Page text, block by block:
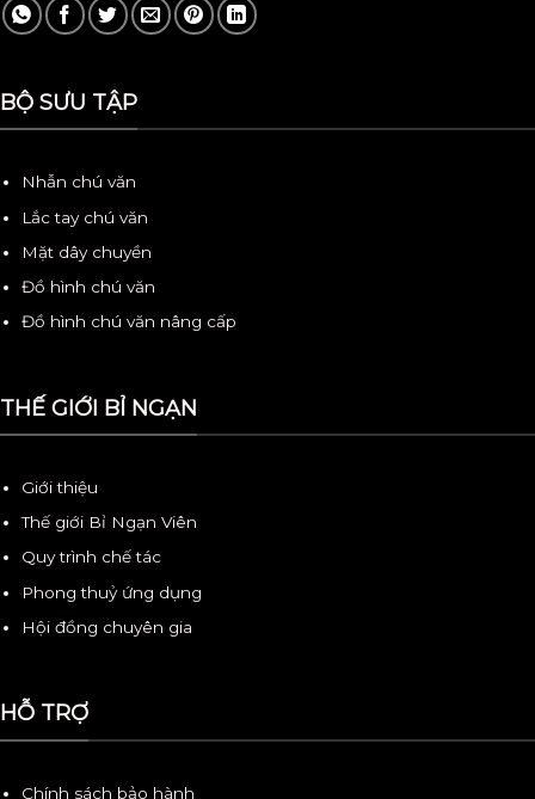
BỘ SƯU TẬP
Nhẫn chú văn
Lắc tay chú văn
Mặt dây chuyền
Đồ hình chú văn
Đồ hình chú văn nâng cấp
THẾ GIỚI BỈ NGẠN
Giới thiệu
Thế giới Bỉ Ngạn Viên
Quy trình chế tác
Phong thuỷ ứng dụng
Hội đồng chuyên gia
HỖ TRỢ
Chính sách bảo hành